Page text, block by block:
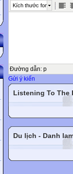
Kích thước font
Đường dẫn: p
Gửi ý kiến
Listening To The
Du lịch - Danh